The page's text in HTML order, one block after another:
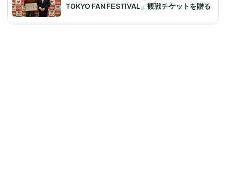
TOKYO FAN FESTIVAL」観戦チケットを贈る